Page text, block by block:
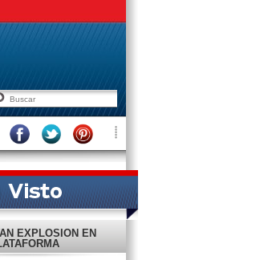
EXPLOSIÓN EN